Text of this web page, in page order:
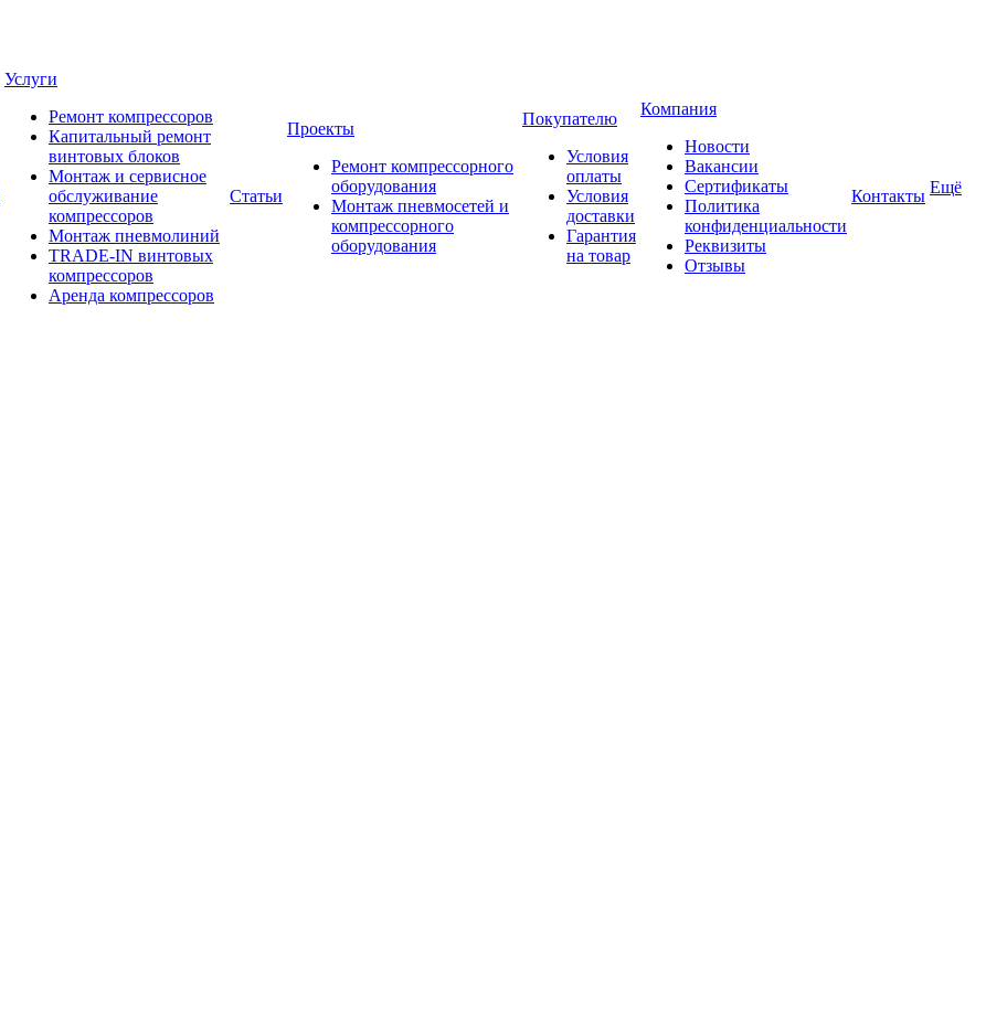
Услуги
Ремонт компрессоров
Капитальный ремонт
винтовых блоков
Монтаж и сервисное
обслуживание
компрессоров
Монтаж пневмолиний
TRADE-IN винтовых
компрессоров
Аренда компрессоров
Статьи
Проекты
Ремонт компрессорного
оборудования
Монтаж пневмосетей и
компрессорного
оборудования
Покупателю
Условия
оплаты
Условия
доставки
Гарантия
на товар
Компания
Новости
Вакансии
Сертификаты
Политика
конфиденциальности
Реквизиты
Отзывы
Контакты Ещё